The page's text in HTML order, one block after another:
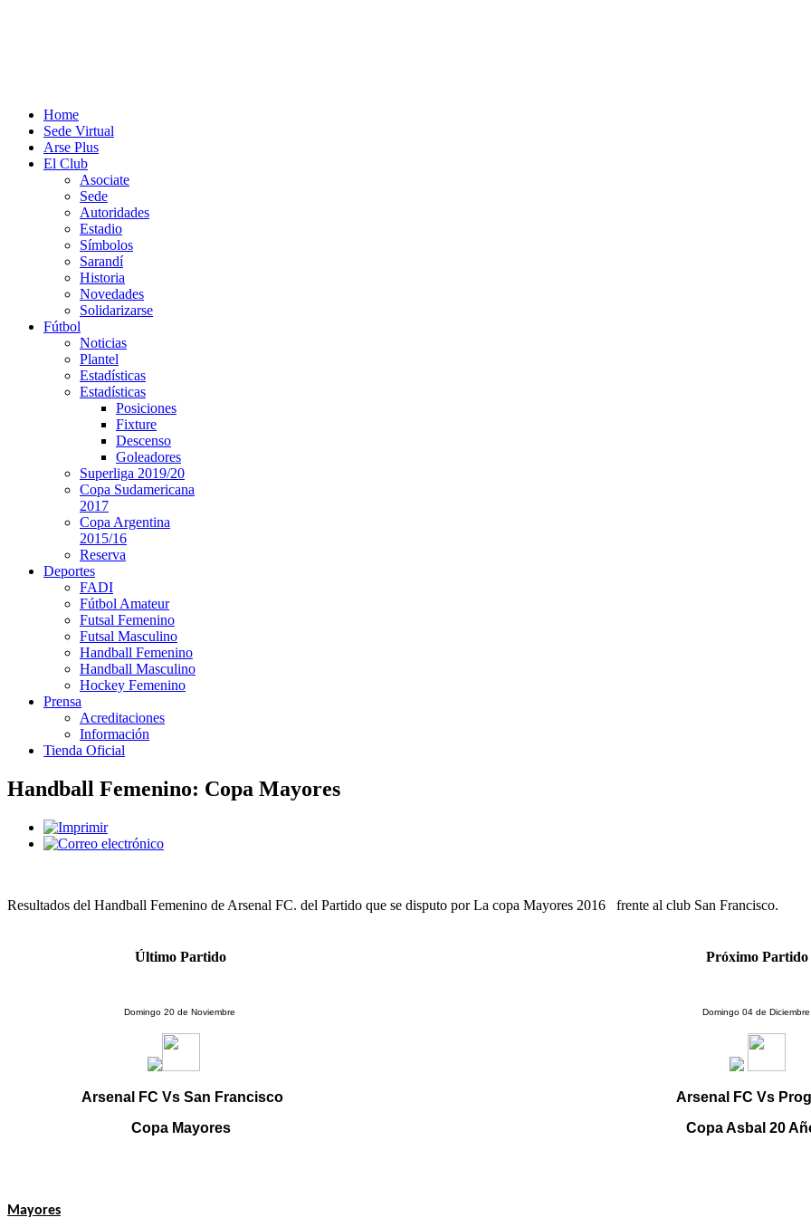
Home
Sede Virtual
Arse Plus
El Club
Asociate
Sede
Autoridades
Estadio
Símbolos
Sarandí
Historia
Novedades
Solidarizarse
Fútbol
Noticias
Plantel
Estadísticas
Estadísticas
Posiciones
Fixture
Descenso
Goleadores
Superliga 2019/20
Copa Sudamericana
2017
Copa Argentina
2015/16
Reserva
Deportes
FADI
Fútbol Amateur
Futsal Femenino
Futsal Masculino
Handball Femenino
Handball Masculino
Hockey Femenino
Prensa
Acreditaciones
Información
Tienda Oficial
Handball Femenino: Copa Mayores
Resultados del Handball Femenino de Arsenal FC. del Partido que se disputo por La copa Mayores 2016 frente al club San Francisco.
Último Partido Próximo Partido
Domingo 20 de Noviembre
Arsenal FC Vs San Francisco
Copa Mayores
Domingo 04 de Diciembre
Arsenal FC Vs
Copa Asbal 20
Mayores